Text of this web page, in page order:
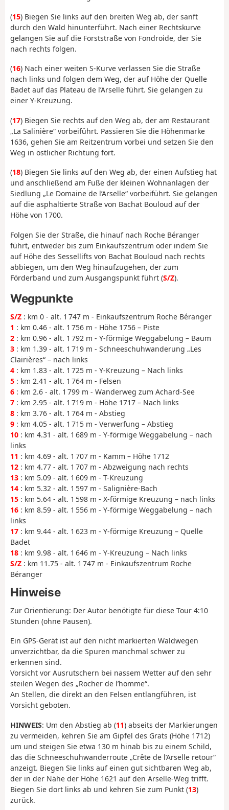
(15) Biegen Sie links auf den breiten Weg ab, der sanft
durch den Wald hinunterführt. Nach einer Rechtskurve
gelangen Sie auf die Forststraße von Fondroide, der Sie
nach rechts folgen.
(16) Nach einer weiten S-Kurve verlassen Sie die Straße
nach links und folgen dem Weg, der auf Höhe der Quelle
Badet auf das Plateau de l’Arselle führt. Sie gelangen zu
einer Y-Kreuzung.
(17) Biegen Sie rechts auf den Weg ab, der am Restaurant
„La Salinière“ vorbeiführt. Passieren Sie die Höhenmarke
1636, gehen Sie am Reitzentrum vorbei und setzen Sie den
Weg in östlicher Richtung fort.
(18) Biegen Sie links auf den Weg ab, der einen Aufstieg hat
und anschließend am Fuße der kleinen Wohnanlagen der
Siedlung „Le Domaine de l’Arselle“ vorbeiführt. Sie gelangen
auf die asphaltierte Straße von Bachat Bouloud auf der
Höhe von 1700.
Folgen Sie der Straße, die hinauf nach Roche Béranger
führt, entweder bis zum Einkaufszentrum oder indem Sie
auf Höhe des Sessellifts von Bachat Bouloud nach rechts
abbiegen, um den Weg hinaufzugehen, der zum
Förderband und zum Ausgangspunkt führt (S/Z).
Wegpunkte
S/Z : km 0 - alt. 1 747 m - Einkaufszentrum Roche Béranger
1 : km 0.46 - alt. 1 756 m - Höhe 1756 – Piste
2 : km 0.96 - alt. 1 792 m - Y-förmige Weggabelung – Baum
3 : km 1.39 - alt. 1 719 m - Schneeschuhwanderung „Les
Clairières“ – nach links
4 : km 1.83 - alt. 1 725 m - Y-Kreuzung – Nach links
5 : km 2.41 - alt. 1 764 m - Felsen
6 : km 2.6 - alt. 1 799 m - Wanderweg zum Achard-See
7 : km 2.95 - alt. 1 719 m - Höhe 1717 – Nach links
8 : km 3.76 - alt. 1 764 m - Abstieg
9 : km 4.05 - alt. 1 715 m - Verwerfung – Abstieg
10 : km 4.31 - alt. 1 689 m - Y-förmige Weggabelung – nach
links
11 : km 4.69 - alt. 1 707 m - Kamm – Höhe 1712
12 : km 4.77 - alt. 1 707 m - Abzweigung nach rechts
13 : km 5.09 - alt. 1 609 m - T-Kreuzung
14 : km 5.32 - alt. 1 597 m - Salignière-Bach
15 : km 5.64 - alt. 1 598 m - X-förmige Kreuzung – nach links
16 : km 8.59 - alt. 1 556 m - Y-förmige Weggabelung – nach
links
17 : km 9.44 - alt. 1 623 m - Y-förmige Kreuzung – Quelle
Badet
18 : km 9.98 - alt. 1 646 m - Y-Kreuzung – Nach links
S/Z : km 11.75 - alt. 1 747 m - Einkaufszentrum Roche
Béranger
Hinweise
Zur Orientierung: Der Autor benötigte für diese Tour 4:10
Stunden (ohne Pausen).
Ein GPS-Gerät ist auf den nicht markierten Waldwegen
unverzichtbar, da die Spuren manchmal schwer zu
erkennen sind.
Vorsicht vor Ausrutschern bei nassem Wetter auf den sehr
steilen Wegen des „Rocher de l’homme“.
An Stellen, die direkt an den Felsen entlangführen, ist
Vorsicht geboten.
HINWEIS: Um den Abstieg ab (11) abseits der Markierungen
zu vermeiden, kehren Sie am Gipfel des Grats (Höhe 1712)
um und steigen Sie etwa 130 m hinab bis zu einem Schild,
das die Schneeschuhwanderroute „Crête de l’Arselle retour“
anzeigt. Biegen Sie links auf einen gut sichtbaren Weg ab,
der in der Nähe der Höhe 1621 auf den Arselle-Weg trifft.
Biegen Sie dort links ab und kehren Sie zum Punkt (13)
zurück.